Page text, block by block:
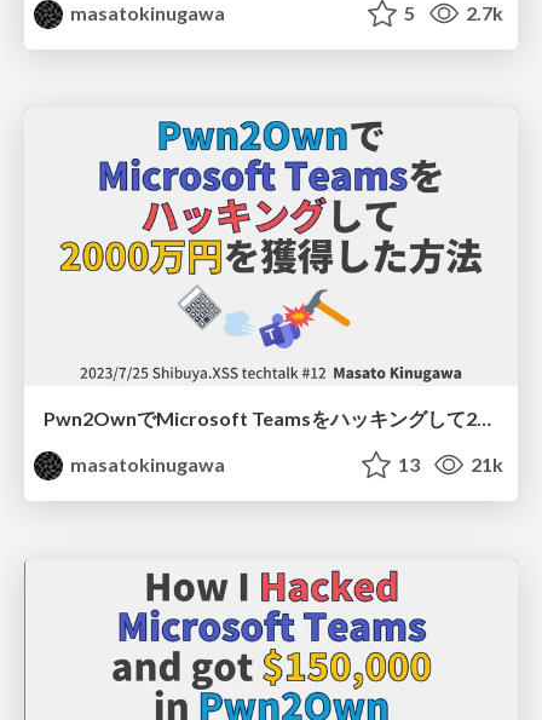
masatokinugawa
5 2.7k
Pwn2OwnでMicrosoft Teamsをハッキングして2000万円を獲得した方法/ Shibuya.XSS techtalk #12
masatokinugawa
13 21k